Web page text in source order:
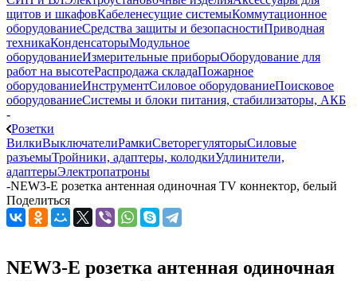
щитов и шкафовКабеленесущие системыКоммутационное
оборудованиеСредства защиты и безопасностиПриводная
техникаКонденсаторыМодульное
оборудованиеИзмерительные приборыОборудование для
работ на высотеРаспродажа складаПожарное
оборудованиеИнструментСиловое оборудованиеПоисковое
оборудованиеСистемы и блоки питания, стабилизаторы, АКБ
-
Розетки
ВилкиВыключателиРамкиСветорегуляторыСиловые
разъемыТройники, адаптеры, колодкиУдлинители,
адаптерыЭлектропатроны
-NEW3-E розетка антенная одиночная TV коннектор, белый
Поделиться
NEW3-E розетка антенная одиночная